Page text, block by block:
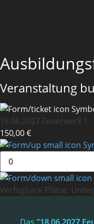
Veranstaltung
18.06.2027 Feuerwerk 1
150,00 €
Verfügbare Plätze: